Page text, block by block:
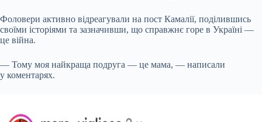
Фоловери активно відреагували на пост Камалії, поділившись
своїми історіями та зазначивши, що справжнє горе в Україні —
це війна.
— Тому моя найкраща подруга — це мама, — написали
у коментарях.